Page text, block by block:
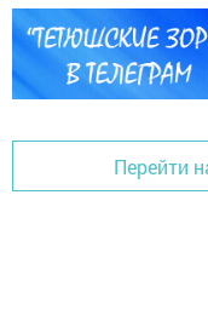
Перейти